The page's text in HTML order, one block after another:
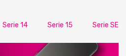
Serie 14 Serie 15 Serie SE